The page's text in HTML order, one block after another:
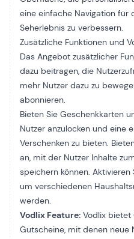
eine einfache Navigation für
Seherlebnis zu verbessern.
Zusätzliche Funktionen und
Das Angebot zusätzlicher
dazu beitragen, die
mehr Nutzer dazu zu
abonnieren.
Bieten Sie Geschenkkarten
Nutzer anzulocken und eine
Verschenken zu bieten.
an, mit der Nutzer Inhalte
speichern können.
um verschiedenen
werden.
Vodlix Feature: Vodlix bietet
Gutscheine, mit denen neue